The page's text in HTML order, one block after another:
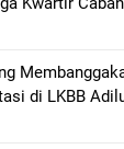
di LKBB